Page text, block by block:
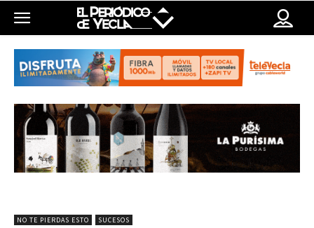
NO TE PIERDAS ESTO SUCESOS